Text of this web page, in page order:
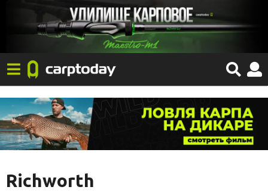
Richworth